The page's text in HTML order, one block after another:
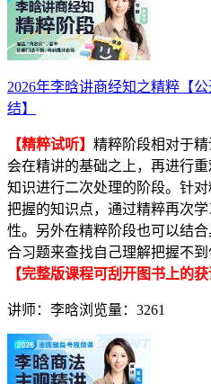
2026年李晗讲商经知之精粹【
结】
【精粹试听】 精粹阶段相对于
会在精讲的基础之上，再进行
知识进行二次处理的阶段。针
把握的知识点，通过精粹再次
性。另外在精粹阶段也可以结
合习题来查找自己理解把握不到
【完整版课程可刮开图书上的获
讲师：李晗浏览量：3261